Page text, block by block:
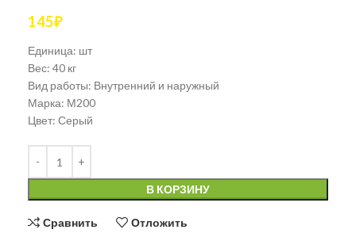
145₽
Единица: шт
Вес: 40 кг
Вид работы: Внутренний и наружный
Марка: М200
Цвет: Серый
В КОРЗИНУ
Сравнить Отложить